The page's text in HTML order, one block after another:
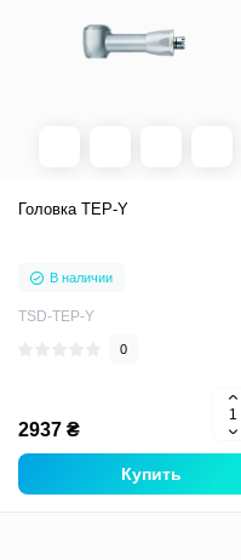
Головка TEP-Y
В наличии
TSD-TEP-Y
0
2937 ₴
Купить